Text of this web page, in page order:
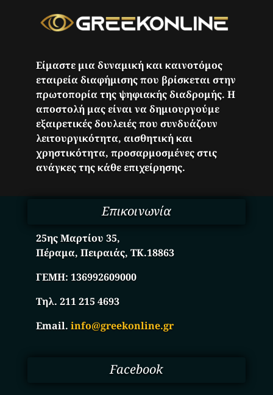
Είμαστε μια δυναμική και καινοτόμος
εταιρεία διαφήμισης που βρίσκεται στην
πρωτοπορία της ψηφιακής διαδρομής. Η
αποστολή μας είναι να δημιουργούμε
εξαιρετικές δουλειές που συνδυάζουν
λειτουργικότητα, αισθητική και
χρηστικότητα, προσαρμοσμένες στις
ανάγκες της κάθε επιχείρησης.
Επικοινωνία
25ης Μαρτίου 35,
Πέραμα, Πειραιάς, ΤΚ.18863
ΓΕΜΗ:136992609000
Τηλ. 211 215 4693
Email.info@greekonline.gr
Facebook